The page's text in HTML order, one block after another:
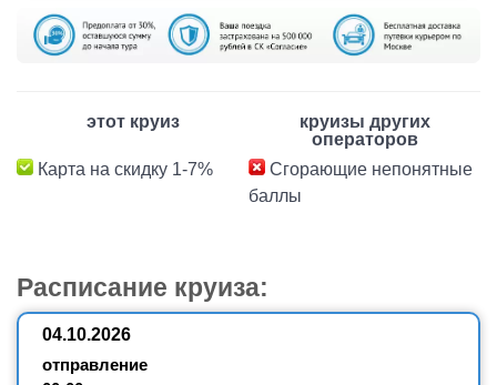
этот круиз
Карта на скидку 1-7%
круизы других
операторов
Сгорающие непонятные
баллы
Расписание круиза:
04.10.2026
отправление